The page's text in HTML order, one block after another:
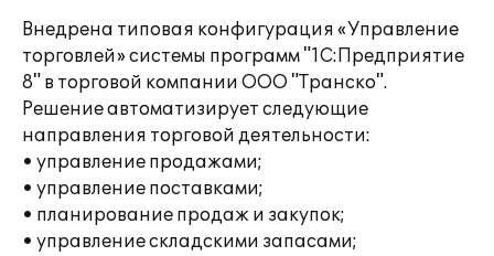
Внедрена типовая конфигурация «Управление
торговлей» системы программ "1С:Предприятие
8" в торговой компании ООО "Транско".
Решение автоматизирует следующие
направления торговой деятельности:
• управление продажами;
• управление поставками;
• планирование продаж и закупок;
• управление складскими запасами;